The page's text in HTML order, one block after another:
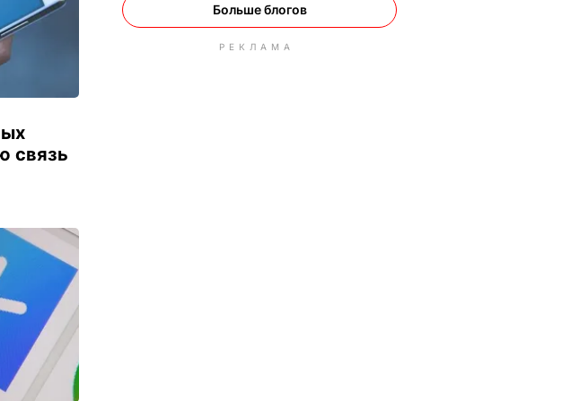
связь
Больше блогов
РЕКЛАМА